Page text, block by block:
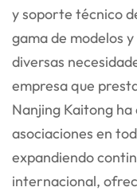
y soporte técnico
gama de modelos
diversas
empresa que
Nanjing Kaitong
asociaciones en
expandiendo
internacional,